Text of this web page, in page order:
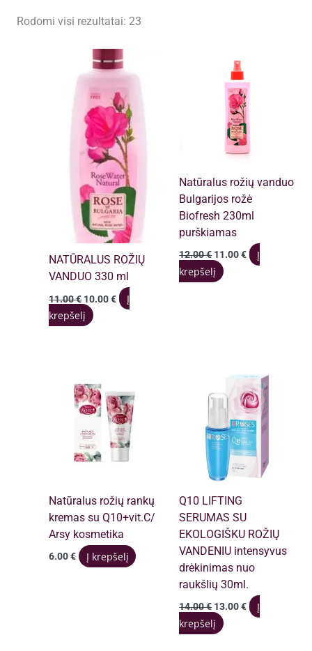
Rodomi visi rezultatai: 23Rūšiuojama
NATŪRALUS ROŽIŲ
VANDUO 330 ml
11.00€ Original
price
was:
10.00€Current
price
Į
krepšelį
Natūralus rožių vanduo
Bulgarijos rožė
Biofresh 230ml
purškiamas
12.00€ Original
price
was:
11.00€Current
price
Į
krepšelį
Natūralus rožių rankų
kremas su Q10+vit.C/
Arsy kosmetika
6.00€ Į krepšelį
Q10 LIFTING
SERUMAS SU
EKOLOGIŠKU ROŽIŲ
VANDENIU intensyvus
drėkinimas nuo
raukšlių 30ml.
14.00€ Original
price
was:
13.00€Current
price
Į
krepšelį